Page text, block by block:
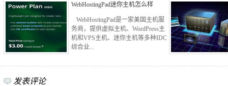
WebHostingPad迷你主机怎么样
WebHostingPad是一家美国主机服
务商，提供虚拟主机、WordPress主
机和VPS主机、迷你主机等多种IDC
综合业...
发表评论